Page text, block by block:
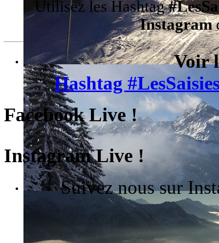
Utilisez les Hashtag
Instagram
Voir
Hashtag
Facebook Live !
Instagram Live !
Suivez nous sur